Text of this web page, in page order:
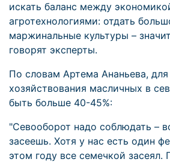
искать баланс между
агротехнологиями: отдать
маржинальные культуры –
говорят эксперты.
По словам Артема Ананьева,
хозяйствования масличных в
быть больше 40-45%:
"Севооборот надо соблюдать –
засеешь. Хотя у нас есть один
этом году все семечкой